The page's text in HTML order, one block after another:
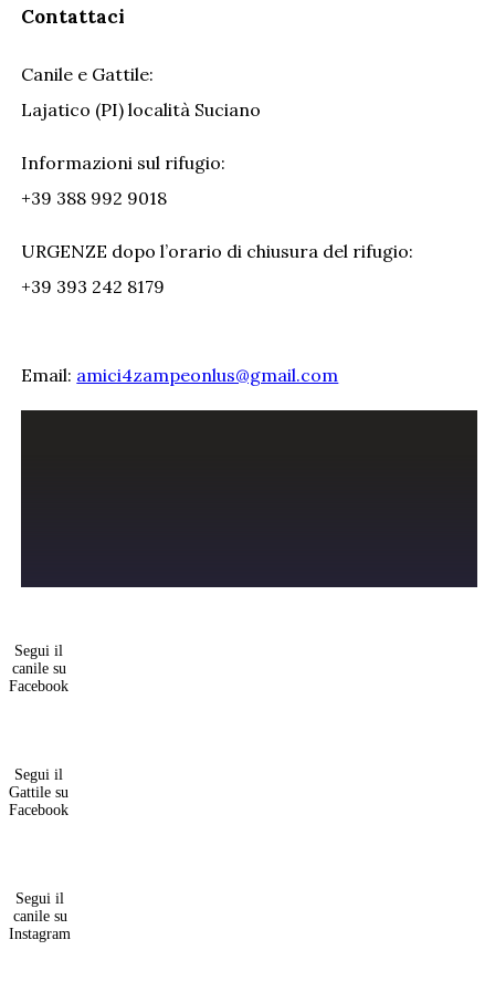
Contattaci
Canile e Gattile:
Lajatico (PI) località Suciano
Informazioni sul rifugio:
+39 388 992 9018
URGENZE dopo l’orario di chiusura del rifugio:
+39 393 242 8179
Email: amici4zampeonlus@gmail.com
Segui il
canile su
Facebook
Segui il
Gattile su
Facebook
Segui il
canile su
Instagram